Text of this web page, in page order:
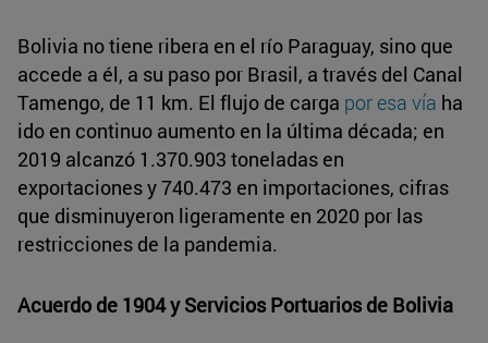
Bolivia no tiene ribera en el río Paraguay, sino que
accede a él, a su paso por Brasil, a través del Canal
Tamengo, de 11 km. El flujo de carga por esa vía ha
ido en continuo aumento en la última década; en
2019 alcanzó 1.370.903 toneladas en
exportaciones y 740.473 en importaciones, cifras
que disminuyeron ligeramente en 2020 por las
restricciones de la pandemia.
Acuerdo de 1904 y Servicios Portuarios de Bolivia